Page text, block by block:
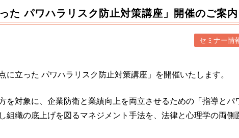
た パワハラリスク防止対策講座」開催のご案内
セミナー情
に立った パワハラリスク防止対策講座」を開催いたします。
を対象に、企業防衛と業績向上を両立させるための「指導とパ
組織の底上げを図るマネジメント手法を、法律と心理学の両側